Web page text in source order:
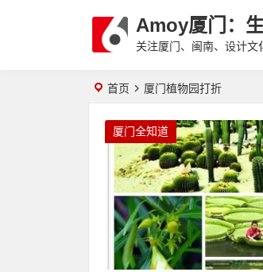
Amoy厦门：
关注厦门、闽南、设计文
首页 厦门植物园打折
厦门全知道